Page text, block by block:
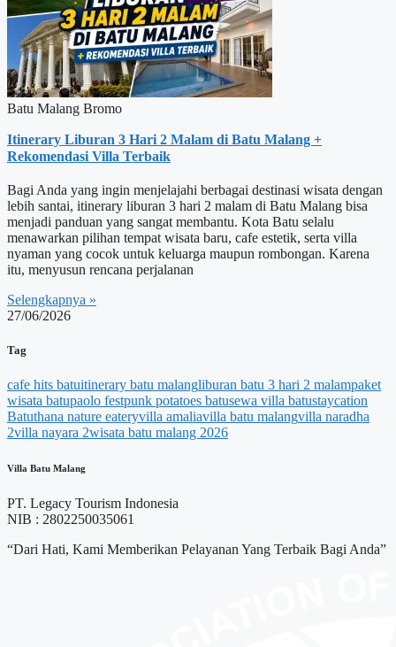
Batu Malang Bromo
Itinerary Liburan 3 Hari 2 Malam di Batu Malang +
Rekomendasi Villa Terbaik
Bagi Anda yang ingin menjelajahi berbagai destinasi wisata dengan
lebih santai, itinerary liburan 3 hari 2 malam di Batu Malang bisa
menjadi panduan yang sangat membantu. Kota Batu selalu
menawarkan pilihan tempat wisata baru, cafe estetik, serta villa
nyaman yang cocok untuk keluarga maupun rombongan. Karena
itu, menyusun rencana perjalanan
Selengkapnya »
27/06/2026
Tag
cafe hits batuitinerary batu malangliburan batu 3 hari 2 malampaket
wisata batupaolo festpunk potatoes batusewa villa batustaycation
Batuthana nature eateryvilla amaliavilla batu malangvilla naradha
2villa nayara 2wisata batu malang 2026
Villa Batu Malang
PT. Legacy Tourism Indonesia
NIB : 2802250035061
“Dari Hati, Kami Memberikan Pelayanan Yang Terbaik Bagi Anda”